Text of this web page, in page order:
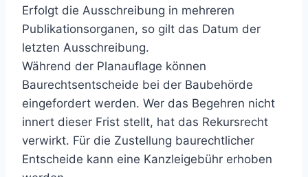
Erfolgt die Ausschreibung in mehreren
Publikationsorganen, so gilt das Datum der
letzten Ausschreibung.
Während der Planauflage können
Baurechtsentscheide bei der Baubehörde
eingefordert werden. Wer das Begehren nicht
innert dieser Frist stellt, hat das Rekursrecht
verwirkt. Für die Zustellung baurechtlicher
Entscheide kann eine Kanzleigebühr erhoben